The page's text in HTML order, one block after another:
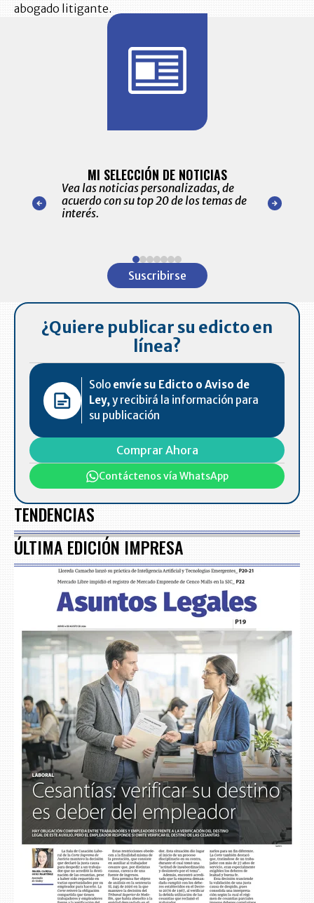
abogado litigante.
nuestro
para
MI SELECCIÓN DE NOTICIAS
Vea las noticias personalizadas, de
acuerdo con su top 20 de los temas de
interés.
de las
Suscribirse
¿Quiere publicar su edicto en
línea?
Solo envíe su Edicto o Aviso de
Ley,y recibirá la información para
su publicación
Comprar Ahora
Contáctenos vía WhatsApp
TENDENCIAS
ÚLTIMA EDICIÓN IMPRESA